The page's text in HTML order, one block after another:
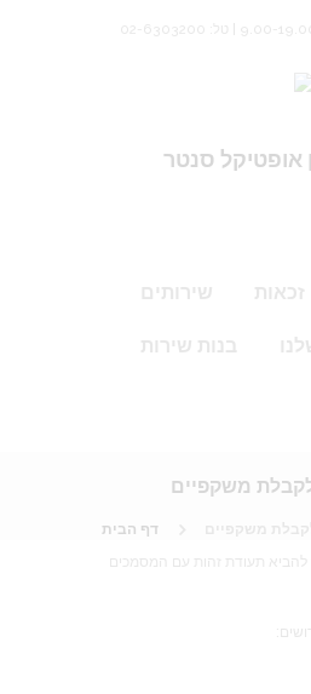
סנטר
זכאות שירותים
בנות שירות
משקפיים
דף הבית
להביא תעודת זהות עם המסמכים